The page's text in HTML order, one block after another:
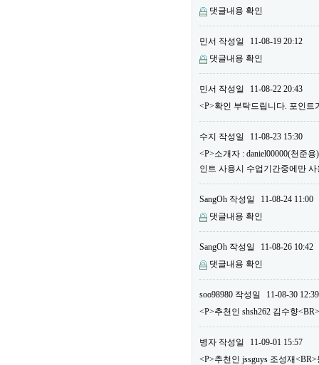
댓글내용 확인
민서 작성일
11-08-19 20:12
댓글내용 확인
민서 작성일
11-08-22 20:43
<P>확인 부탁드립니다. 포인트
수지 작성일
11-08-23 15:30
<P>소개자 : daniel00000(천준
인트 사용시 수업기간중에만
SangOh 작성일
11-08-24 11:00
댓글내용 확인
SangOh 작성일
11-08-26 10:42
댓글내용 확인
soo98980 작성일
11-08-30 12:39
<P>추천인 shsh262 김수향
병자 작성일
11-09-01 15:57
<P>추천인 jssguys 조성재